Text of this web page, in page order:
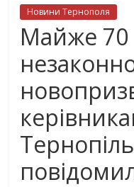
Новини Тернополя
Майже 70